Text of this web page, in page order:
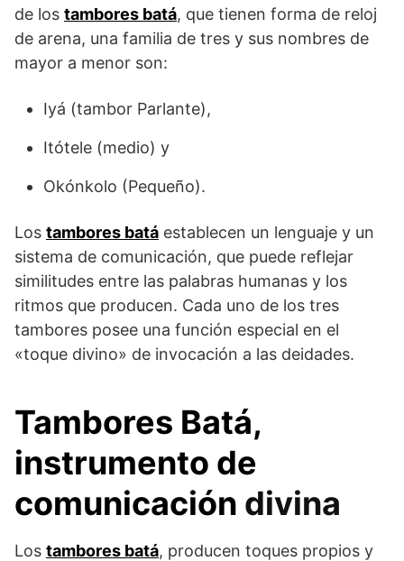
de los tambores batá, que tienen forma de reloj
de arena, una familia de tres y sus nombres de
mayor a menor son:
Iyá (tambor Parlante),
Itótele (medio) y
Okónkolo (Pequeño).
Los tambores batá establecen un lenguaje y un
sistema de comunicación, que puede reflejar
similitudes entre las palabras humanas y los
ritmos que producen. Cada uno de los tres
tambores posee una función especial en el
«toque divino» de invocación a las deidades.
Tambores Batá,
instrumento de
comunicación divina
Los tambores batá, producen toques propios y